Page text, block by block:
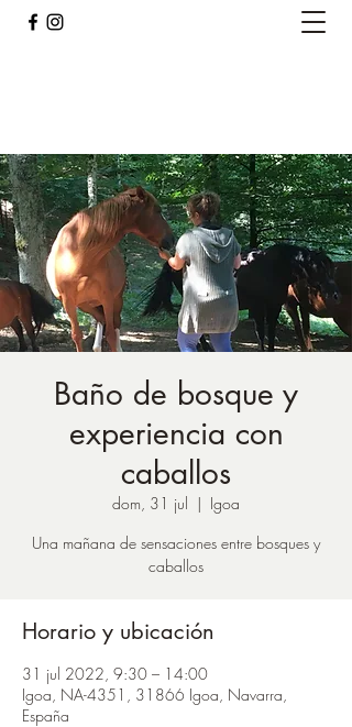
Baño de bosque y
experiencia con
caballos
dom, 31 jul
  |
Igoa
Una mañana de sensaciones entre bosques y
caballos
Horario y ubicación
31 jul 2022, 9:30 – 14:00
Igoa, NA-4351, 31866 Igoa, Navarra,
España